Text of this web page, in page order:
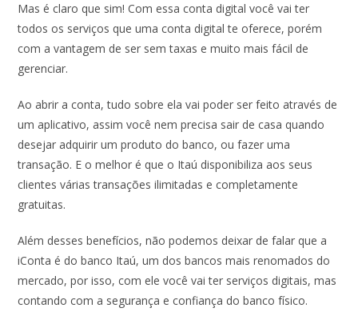
Mas é claro que sim! Com essa conta digital você vai ter
todos os serviços que uma conta digital te oferece, porém
com a vantagem de ser sem taxas e muito mais fácil de
gerenciar.
Ao abrir a conta, tudo sobre ela vai poder ser feito através de
um aplicativo, assim você nem precisa sair de casa quando
desejar adquirir um produto do banco, ou fazer uma
transação. E o melhor é que o Itaú disponibiliza aos seus
clientes várias transações ilimitadas e completamente
gratuitas.
Além desses benefícios, não podemos deixar de falar que a
iConta é do banco Itaú, um dos bancos mais renomados do
mercado, por isso, com ele você vai ter serviços digitais, mas
contando com a segurança e confiança do banco físico.